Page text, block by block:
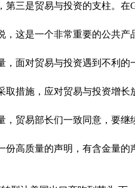
第三是贸易与投资的支柱。
，这是一个非常重要的公共产
对贸易与投资遇到不利的
取措施，应对贸易与投资增长
易部长们一致同意，要继
份高质量的声明，有含金量的